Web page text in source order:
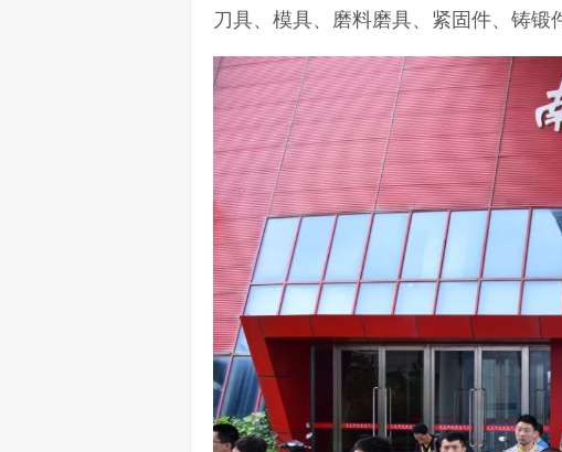
刀具、模具、磨料磨具、紧固件、铸锻